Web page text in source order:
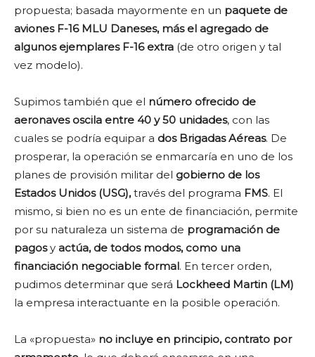
propuesta; basada mayormente en un paquete de
aviones F-16 MLU Daneses, más el agregado de
algunos ejemplares F-16 extra (de otro origen y tal
vez modelo).
Supimos también que el número ofrecido de
aeronaves oscila entre 40 y 50 unidades, con las
cuales se podría equipar a dos Brigadas Aéreas. De
prosperar, la operación se enmarcaría en uno de los
planes de provisión militar del gobierno de los
Estados Unidos (USG),través del programa FMS. El
mismo, si bien no es un ente de financiación, permite
por su naturaleza un sistema de programación de
pagosy actúa, de todos modos, como una
financiación negociable formal. En tercer orden,
pudimos determinar que será Lockheed Martin (LM)
la empresa interactuante en la posible operación.
La «propuesta» no incluye en principio, contrato por